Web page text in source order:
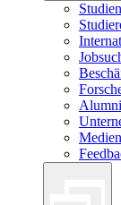
Alumni
Medien